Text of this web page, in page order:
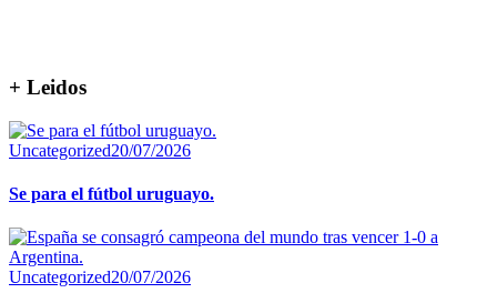
+ Leidos
Uncategorized20/07/2026
Se para el fútbol uruguayo.
Uncategorized20/07/2026